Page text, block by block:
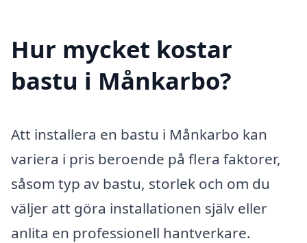
Hur mycket kostar
bastu i Månkarbo?
Att installera en bastu i Månkarbo kan
variera i pris beroende på flera faktorer,
såsom typ av bastu, storlek och om du
väljer att göra installationen själv eller
anlita en professionell hantverkare.